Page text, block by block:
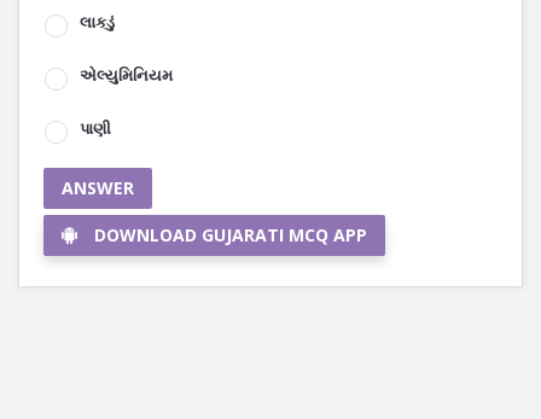
લાકડું
એલ્યુમિનિયમ
પાણી
ANSWER
DOWNLOAD GUJARATI MCQ APP